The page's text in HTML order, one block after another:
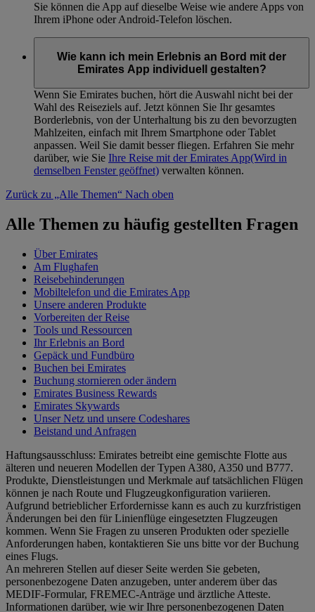
Sie können die App auf dieselbe Weise wie andere Apps von
Ihrem iPhone oder Android-Telefon löschen.
Wie kann ich mein Erlebnis an Bord mit der
Emirates App individuell gestalten?
Wenn Sie Emirates buchen, hört die Auswahl nicht bei der
Wahl des Reiseziels auf. Jetzt können Sie Ihr gesamtes
Borderlebnis, von der Unterhaltung bis zu den bevorzugten
Mahlzeiten, einfach mit Ihrem Smartphone oder Tablet
anpassen. Weil Sie damit besser fliegen. Erfahren Sie mehr
darüber, wie Sie Ihre Reise mit der Emirates App(Wird in
demselben Fenster geöffnet) verwalten können.
Zurück zu „Alle Themen“ Nach oben
Alle Themen zu häufig gestellten Fragen
Über Emirates
Am Flughafen
Reisebehinderungen
Mobiltelefon und die Emirates App
Unsere anderen Produkte
Vorbereiten der Reise
Tools und Ressourcen
Ihr Erlebnis an Bord
Gepäck und Fundbüro
Buchen bei Emirates
Buchung stornieren oder ändern
Emirates Business Rewards
Emirates Skywards
Unser Netz und unsere Codeshares
Beistand und Anfragen
Haftungsausschluss: Emirates betreibt eine gemischte Flotte aus
älteren und neueren Modellen der Typen A380, A350 und B777.
Produkte, Dienstleistungen und Merkmale auf tatsächlichen Flügen
können je nach Route und Flugzeugkonfiguration variieren.
Aufgrund betrieblicher Erfordernisse kann es auch zu kurzfristigen
Änderungen bei den für Linienflüge eingesetzten Flugzeugen
kommen. Wenn Sie Fragen zu unseren Produkten oder spezielle
Anforderungen haben, kontaktieren Sie uns bitte vor der Buchung
eines Flugs.
An mehreren Stellen auf dieser Seite werden Sie gebeten,
personenbezogene Daten anzugeben, unter anderem über das
MEDIF-Formular, FREMEC-Anträge und ärztliche Atteste.
Informationen darüber, wie wir Ihre personenbezogenen Daten